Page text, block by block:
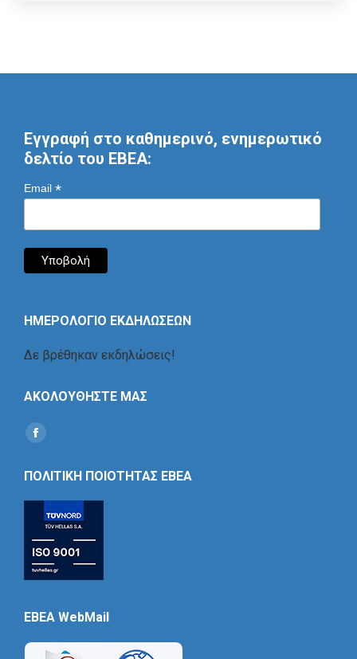
Εγγραφή στο καθημερινό, ενημερωτικό
δελτίο του ΕΒΕΑ:
Email *
ΗΜΕΡΟΛΟΓΙΟ ΕΚΔΗΛΩΣΕΩΝ
Δε βρέθηκαν εκδηλώσεις!
ΑΚΟΛΟΥΘΗΣΤΕ ΜΑΣ
Find us on:
Social
ΠΟΛΙΤΙΚΗ ΠΟΙΟΤΗΤΑΣ ΕΒΕΑ
EBEA WebMail